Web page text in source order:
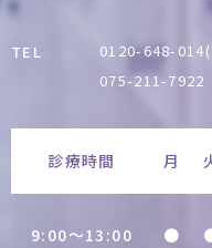
TEL
0120-648-
075-211-7922
診療時間 月
9:00〜13:00 ●